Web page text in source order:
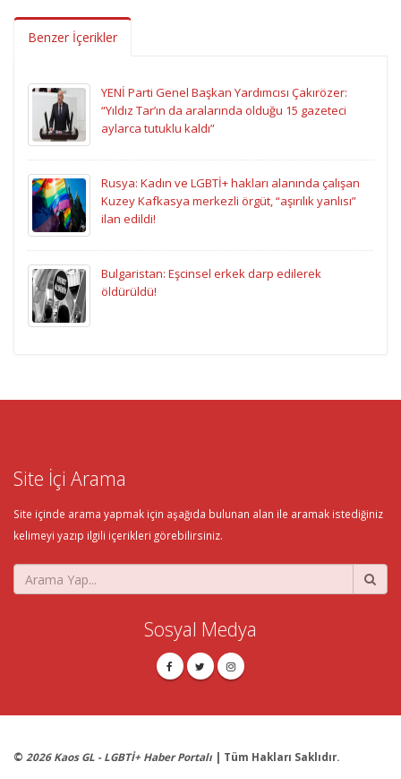
Benzer İçerikler
YENİ Parti Genel Başkan Yardımcısı Çakırözer:
“Yıldız Tar’ın da aralarında olduğu 15 gazeteci
aylarca tutuklu kaldı”
Rusya: Kadın ve LGBTİ+ hakları alanında çalışan
Kuzey Kafkasya merkezli örgüt, “aşırılık yanlısı”
ilan edildi!
Bulgaristan: Eşcinsel erkek darp edilerek
öldürüldü!
Site İçi Arama
Site içinde arama yapmak için aşağıda bulunan alan ile aramak istediğiniz
kelimeyi yazıp ilgili içerikleri görebilirsiniz.
Sosyal Medya
© 2026 Kaos GL - LGBTİ+ Haber Portalı | Tüm Hakları Saklıdır.